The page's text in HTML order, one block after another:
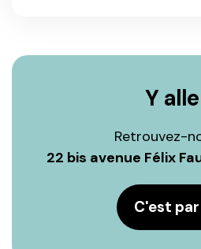
Y
Retrouvez-
22 bis avenue Félix
C'est